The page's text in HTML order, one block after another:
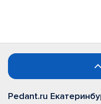
Pedant.ru